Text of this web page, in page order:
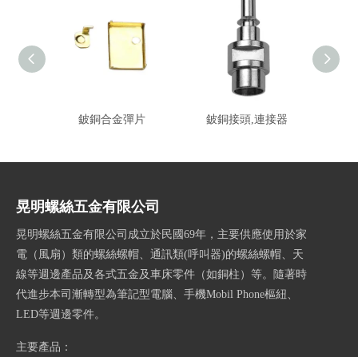
鈹銅合金彈片 鈹銅接頭,連接器
晃明螺絲五金有限公司
晃明螺絲五金有限公司成立於民國69年，主要供應使用於家
電（風扇）類的螺絲螺帽、通訊類(呼叫器)的螺絲螺帽、天
線等週邊產品及各式五金及車床零件（如銅柱）等。隨著時
代進步本司漸轉型為筆記型電腦、手機Mobil Phone樞紐、
LED等週邊零件。
主要產品：